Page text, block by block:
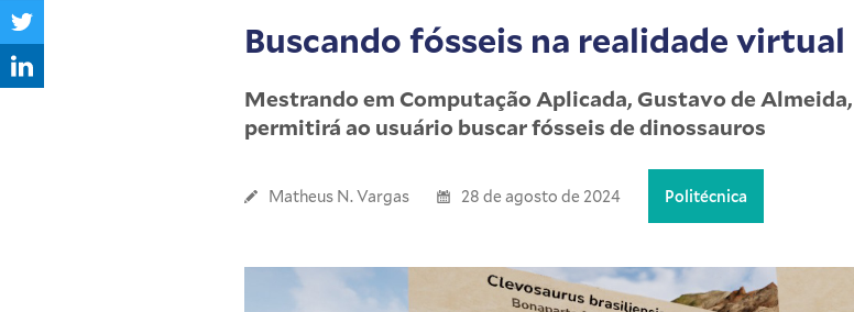
Buscando fósseis na realidade virtual
Mestrando em Computação Aplicada, Gustavo de
permitirá ao usuário buscar fósseis de dinossauros
Matheus N. Vargas 28 de agosto de 2024 Politécnica